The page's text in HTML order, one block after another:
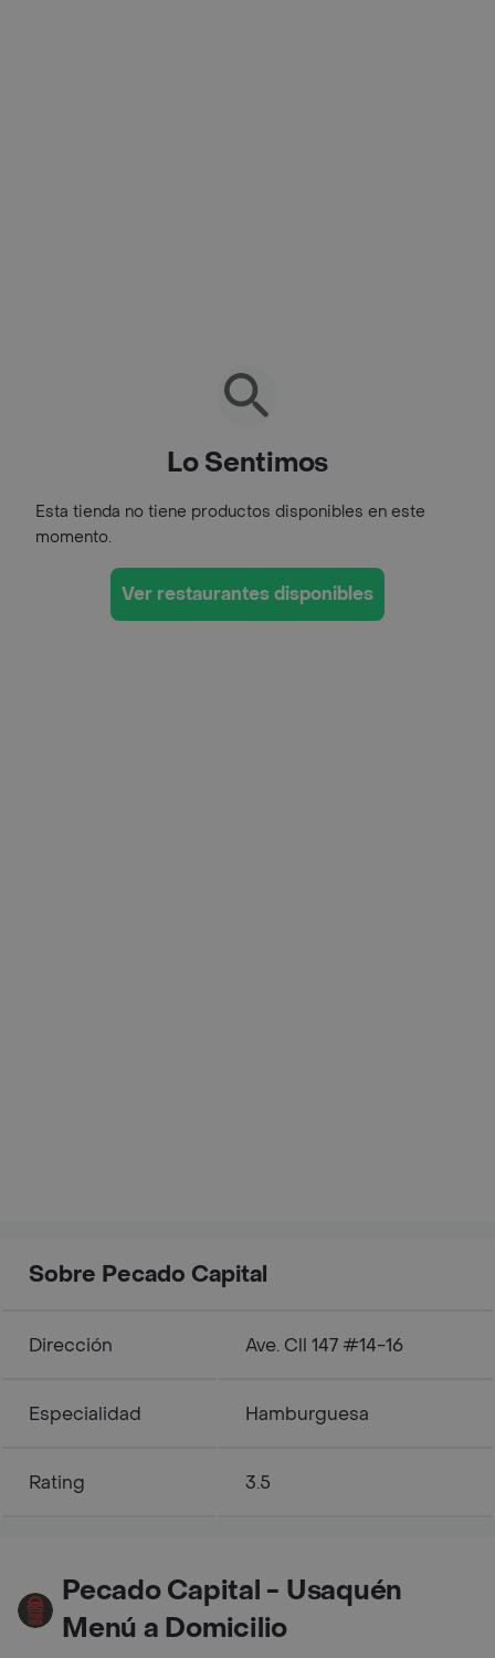
Lo Sentimos
Esta tienda no tiene productos disponibles en este
momento.
Ver restaurantes disponibles
Sobre Pecado Capital
Dirección Ave. Cll 147 #14-16
Especialidad Hamburguesa
Rating 3.5
Pecado Capital - Usaquén
Menú a Domicilio